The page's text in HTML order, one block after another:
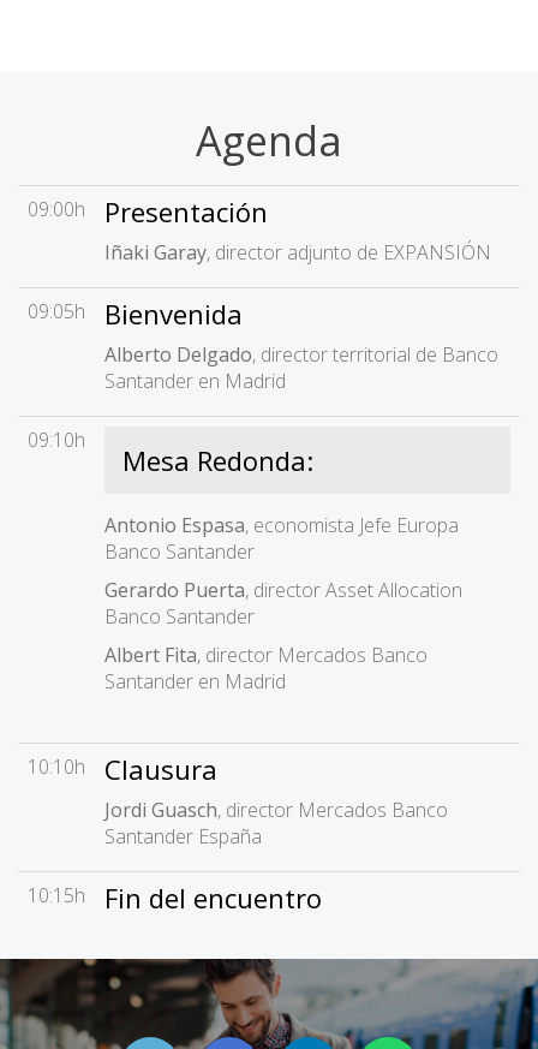
Agenda
09:00h Presentación
Iñaki Garay, director adjunto de EXPANSIÓN
09:05h Bienvenida
Alberto Delgado, director territorial de Banco
Santander en Madrid
09:10h
Mesa Redonda:
Antonio Espasa, economista Jefe Europa
Banco Santander
Gerardo Puerta, director Asset Allocation
Banco Santander
Albert Fita, director Mercados Banco
Santander en Madrid
10:10h Clausura
Jordi Guasch, director Mercados Banco
Santander España
10:15h Fin del encuentro